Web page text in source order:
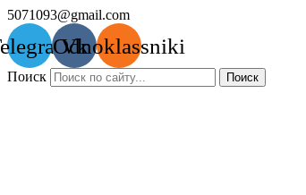
Перейти
к
содержимому
5071093@gmail.com
Vk
Odnoklassniki
Поиск Поиск